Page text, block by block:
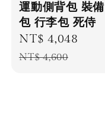
運動側背包 裝備
包 行李包 死侍
Sale
price
NT$ 4,048
NT$ 4,600